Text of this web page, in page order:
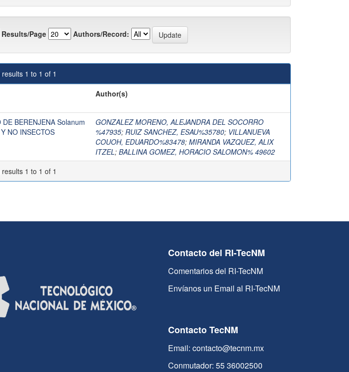
Results/Page Authors/Record:
1 to 1 of 1
Author(s)
BERENJENA Solanum
NO INSECTOS
GONZALEZ MORENO, ALEJANDRA DEL SOCORRO
%47935; RUIZ SANCHEZ, ESAU%35780; VILLANUEVA
COUOH, EDUARDO%83478; MIRANDA VAZQUEZ, ALIX
ITZEL; BALLINA GOMEZ, HORACIO SALOMON% 49602
1 to 1 of 1
Contacto del RI-TecNM
Comentarios del RI-TecNM
Envíanos un Email al RI-TecNM
Contacto TecNM
Email: contacto@tecnm.mx
Conmutador: 55 36002500